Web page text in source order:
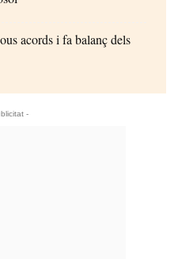
acords i fa balanç dels
-